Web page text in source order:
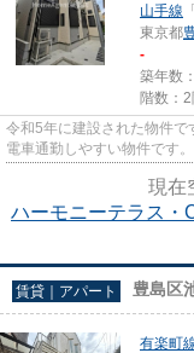
山手線 「
東京都
-
築年数
階数：2
令和5年に建設された物件
電車通勤しやすい物件です
現在
ハーモニーテラス
賃貸｜アパート 豊島区
有楽町